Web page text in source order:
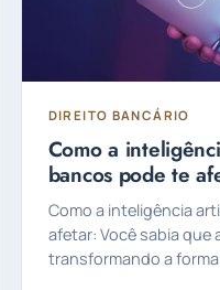
DIREITO BANCÁRIO
Como a
bancos pode te
Como a inteligência
afetar: Você sabia que
transformando a